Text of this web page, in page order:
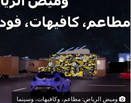
وميض الرياض: مطاعم، وكافيهات، وسينما